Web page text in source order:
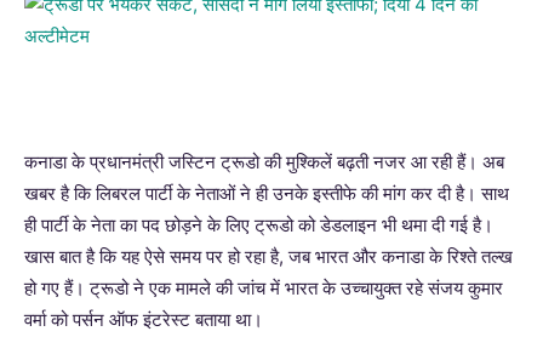
कनाडा के प्रधानमंत्री जस्टिन ट्रूडो की मुश्किलें बढ़ती नजर आ रही हैं। अब
खबर है कि लिबरल पार्टी के नेताओं ने ही उनके इस्तीफे की मांग कर दी है। साथ
ही पार्टी के नेता का पद छोड़ने के लिए ट्रूडो को डेडलाइन भी थमा दी गई है।
खास बात है कि यह ऐसे समय पर हो रहा है, जब भारत और कनाडा के रिश्ते तल्ख
हो गए हैं। ट्रूडो ने एक मामले की जांच में भारत के उच्चायुक्त रहे संजय कुमार
वर्मा को पर्सन ऑफ इंटरेस्ट बताया था।